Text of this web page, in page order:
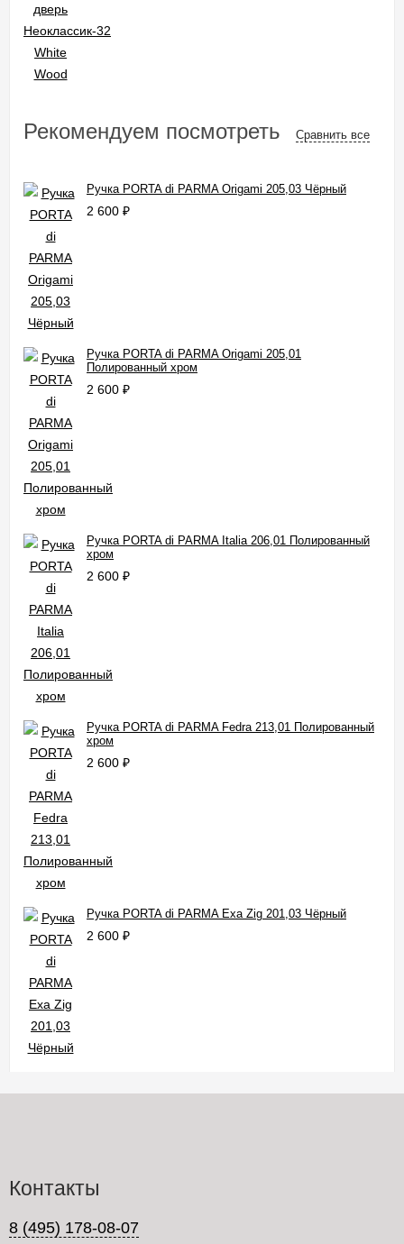
Рекомендуем посмотреть Сравнить все
Ручка PORTA di PARMA Origami 205,03 Чёрный
2 600 ₽
Ручка PORTA di PARMA Origami 205,01
Полированный хром
2 600 ₽
Ручка PORTA di PARMA Italia 206,01 Полированный
хром
2 600 ₽
Ручка PORTA di PARMA Fedra 213,01 Полированный
хром
2 600 ₽
Ручка PORTA di PARMA Exa Zig 201,03 Чёрный
2 600 ₽
Контакты
8 (495) 178-08-07